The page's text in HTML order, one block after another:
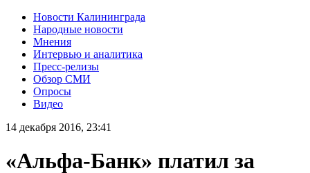
Новости Калининграда
Народные новости
Мнения
Интервью и аналитика
Пресс-релизы
Обзор СМИ
Опросы
Видео
14 декабря 2016, 23:41
«Альфа-Банк» платил за